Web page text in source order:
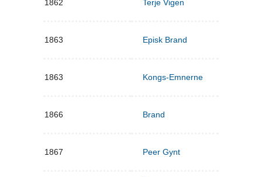
1862 Terje Vigen
1863 Episk Brand
1863 Kongs-Emnerne
1866 Brand
1867 Peer Gynt